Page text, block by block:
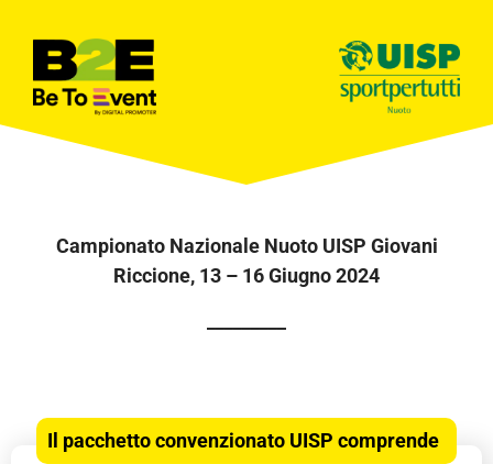
Campionato Nazionale Nuoto UISP Giovani
Riccione, 13 – 16 Giugno 2024
Il pacchetto convenzionato UISP comprende